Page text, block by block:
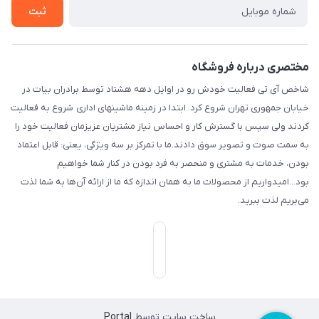
ثبت
مختصری درباره فروشگاه
شاخص آی تی فعالیت خودش رو در اوایل دهه هشتاد توسط برادران بیات در
خیابان جمهوری تهران شروع کرد. ابتدا در زمینه ماشینهای اداری شروع به فعالیت
کردند ولی سپس با گسترش کار و احساس نیاز مشتریان عزیزمان فعالیت خود را
به سمت صوت و تصویر سوق دادند.ما با تمرکز بر سه ویژگی، یعنی: قابل اعتماد
بودن، خدمات به مشتری و منحصر به فرد بودن در کنار شما خواهیم
بود...امیدواریم از محصولات ما به همان اندازه که ما از ارائه آن‌ها به شما لذت
می‌‌بریم لذت ببرید.